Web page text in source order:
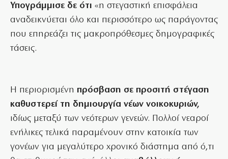
Υπογράμμισε δε ότι «η στεγαστική επισφάλεια
αναδεικνύεται όλο και περισσότερο ως παράγοντας
που επηρεάζει τις μακροπρόθεσμες δημογραφικές
τάσεις.
Η περιορισμένη πρόσβαση σε προσιτή στέγαση
καθυστερεί τη δημιουργία νέων νοικοκυριών,
ιδίως μεταξύ των νεότερων γενεών. Πολλοί νεαροί
ενήλικες τελικά παραμένουν στην κατοικία των
γονέων για μεγαλύτερο χρονικό διάστημα από ό,τι